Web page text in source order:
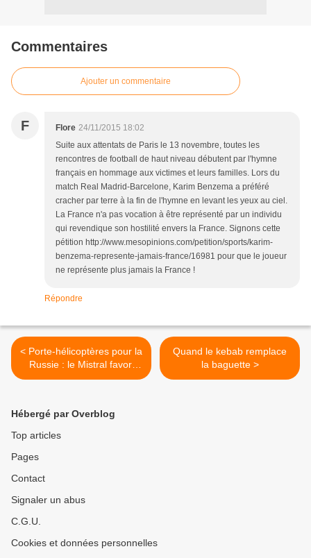
Commentaires
Ajouter un commentaire
F Flore 24/11/2015 18:02
Suite aux attentats de Paris le 13 novembre, toutes les
rencontres de football de haut niveau débutent par l'hymne
français en hommage aux victimes et leurs familles. Lors du
match Real Madrid-Barcelone, Karim Benzema a préféré
cracher par terre à la fin de l'hymne en levant les yeux au ciel.
La France n'a pas vocation à être représenté par un individu
qui revendique son hostilité envers la France. Signons cette
pétition http://www.mesopinions.com/petition/sports/karim-
benzema-represente-jamais-france/16981 pour que le joueur
ne représente plus jamais la France !
Répondre
< Porte-hélicoptères pour la
Russie : le Mistral favori
(Expert)
Quand le kebab remplace
la baguette >
Hébergé par Overblog
Top articles
Pages
Contact
Signaler un abus
C.G.U.
Cookies et données personnelles